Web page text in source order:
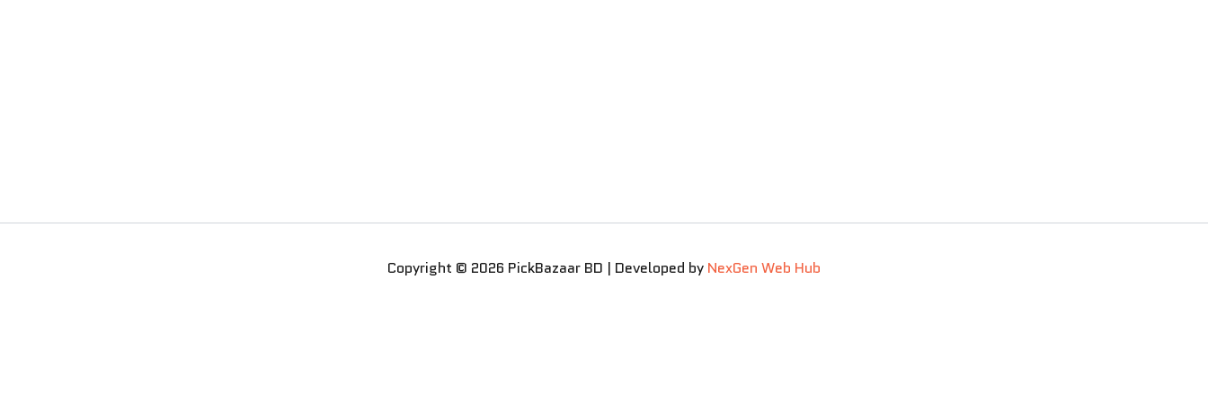
Copyright © 2026 PickBazaar BD | Developed by NexGen Web Hub